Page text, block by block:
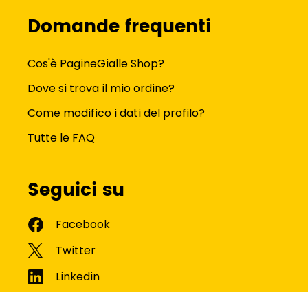
Domande frequenti
Cos'è PagineGialle Shop?
Dove si trova il mio ordine?
Come modifico i dati del profilo?
Tutte le FAQ
Seguici su